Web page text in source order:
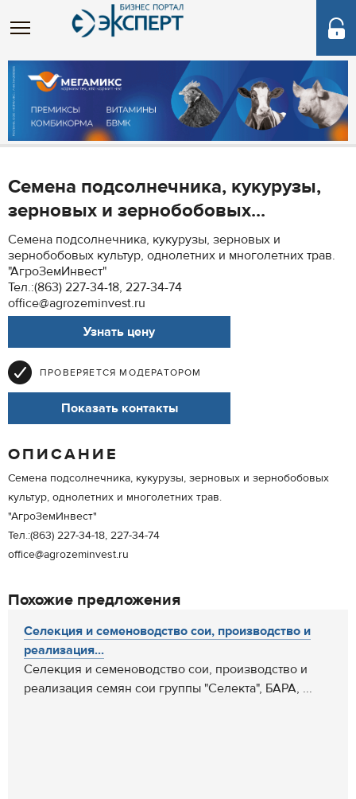
Cемена подсолнечника, кукурузы,
зерновых и зернобобовых...
Cемена подсолнечника, кукурузы, зерновых и
зернобобовых культур, однолетних и многолетних трав.
"АгроЗемИнвест"
Тел.:(863) 227-34-18, 227-34-74
office@agrozeminvest.ru
Узнать цену
ПРОВЕРЯЕТСЯ МОДЕРАТОРОМ
Показать контакты
ОПИСАНИЕ
Cемена подсолнечника, кукурузы, зерновых и зернобобовых
культур, однолетних и многолетних трав.
"АгроЗемИнвест"
Тел.:(863) 227-34-18, 227-34-74
office@agrozeminvest.ru
Похожие предложения
Селекция и семеноводство сои, производство и
реализация...
Селекция и семеноводство сои, производство и
реализация семян сои группы "Селекта", БАРА, ...